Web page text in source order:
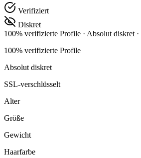
Verifiziert
Diskret
100% verifizierte Profile · Absolut diskret ·
100% verifizierte Profile
Absolut diskret
SSL-verschlüsselt
Alter
Größe
Gewicht
Haarfarbe